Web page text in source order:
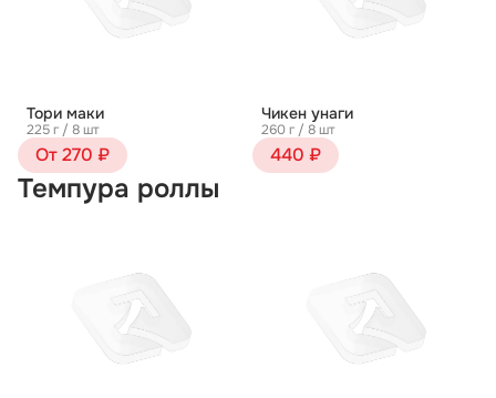
Тори маки
225 г / 8 шт
От 270 ₽
Чикен унаги
260 г / 8 шт
440 ₽
Темпура роллы